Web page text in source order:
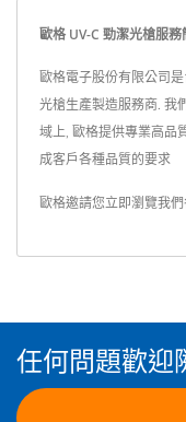
歐格 UV-C 勁潔光槍服務
歐格電子股份有限公司
光槍生產製造服務商. 我
域上, 歐格提供專業高品
成客戶各種品質的要求
歐格邀請您立即瀏覽我
任何問題歡迎